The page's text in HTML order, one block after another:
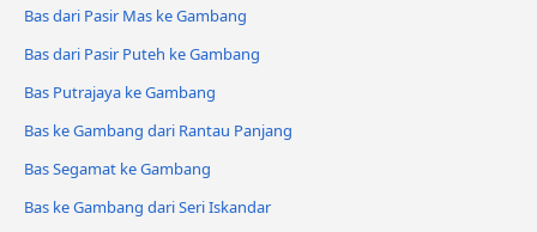
Bas dari Pasir Mas ke Gambang
Bas dari Pasir Puteh ke Gambang
Bas Putrajaya ke Gambang
Bas ke Gambang dari Rantau Panjang
Bas Segamat ke Gambang
Bas ke Gambang dari Seri Iskandar